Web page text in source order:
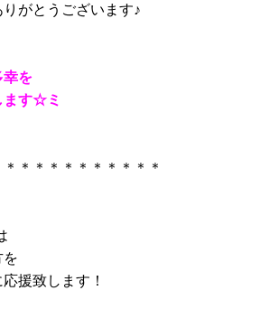
がとうございます♪
幸を
ます☆ミ
＊＊＊＊＊＊＊＊＊＊
を
援致します！